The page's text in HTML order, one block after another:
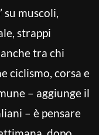
su muscoli,
strappi
tra chi
ciclismo, corsa e
– aggiunge il
– è pensare